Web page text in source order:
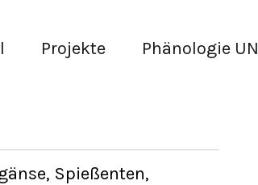
Projekte Phänologie UN
Spießenten,